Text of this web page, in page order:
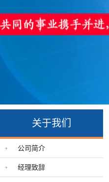
关于我们
公司简介
经理致辞